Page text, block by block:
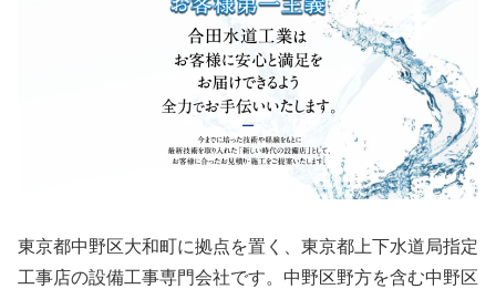
東京都中野区大和町に拠点を置く、東京都上下水道局指定
工事店の設備工事専門会社です。中野区野方を含む中野区